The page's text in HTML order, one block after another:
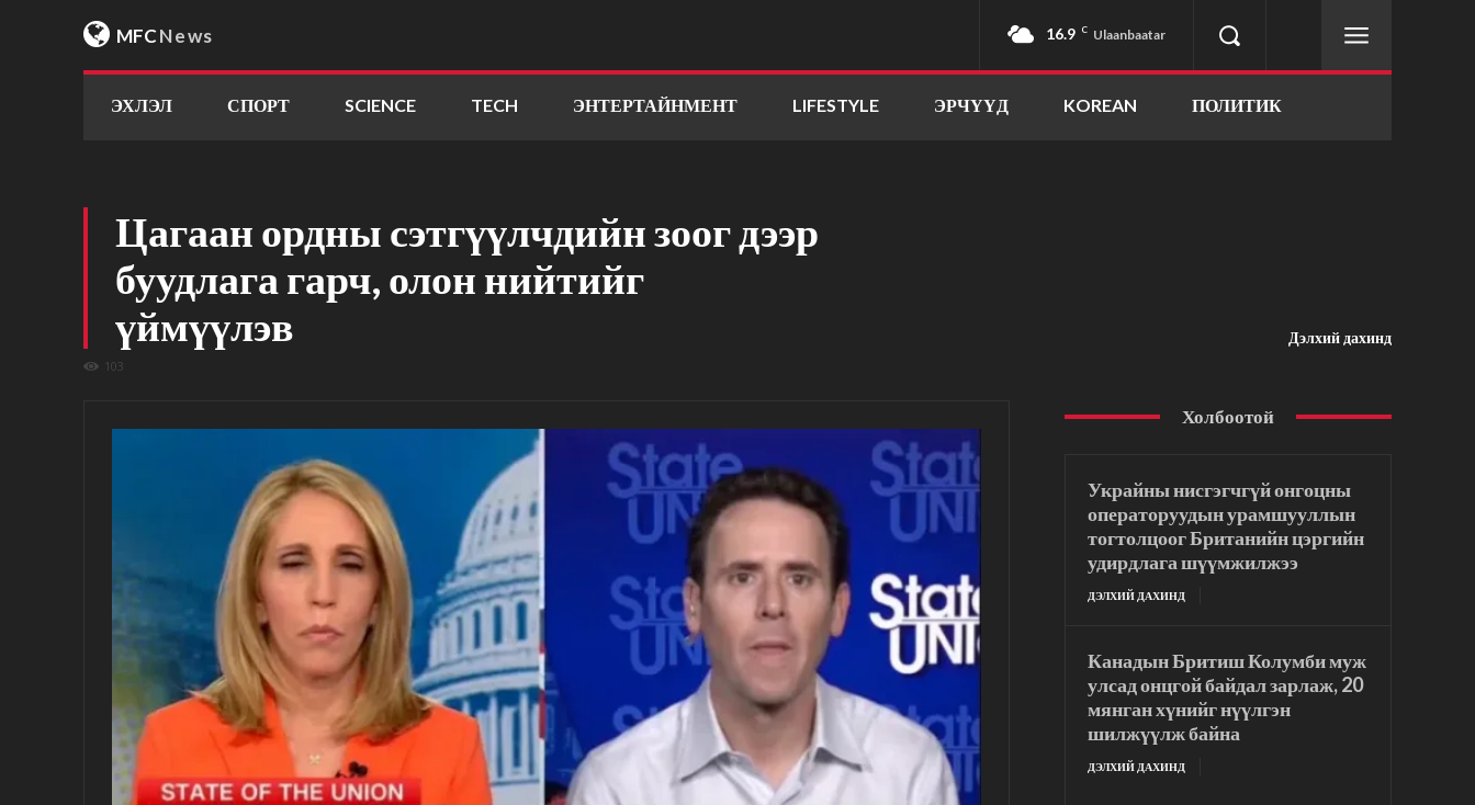
MFCNews 16.9 C Ulaanbaatar
ЭХЛЭЛ СПОРТ SCIENCE TECH ЭНТЕРТАЙНМЕНТ LIFESTYLE ЭРЧҮҮД KOREAN ПОЛИТИК
Цагаан ордны сэтгүүлчдийн зоог дээр
буудлага гарч, олон нийтийг
үймүүлэв
103
Дэлхий дахинд
Холбоотой
Украйны нисгэгчгүй онгоцны
операторуудын урамшууллын
тогтолцоог Британийн цэргийн
удирдлага шүүмжилжээ
ДЭЛХИЙ ДАХИНД
Канадын Бритиш Колумби муж
улсад онцгой байдал зарлаж, 20
мянган хүнийг нүүлгэн
шилжүүлж байна
ДЭЛХИЙ ДАХИНД